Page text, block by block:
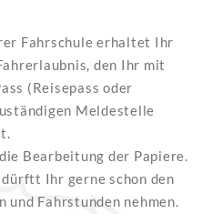
Fahrschule erhaltet Ihr
den Ihr mit
(Reisepass oder
Meldestelle
Bearbeitung der Papiere.
Ihr gerne schon den
Fahrstunden nehmen.